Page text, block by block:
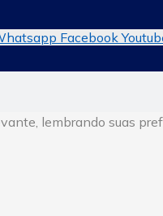
Facebook
lembrando suas